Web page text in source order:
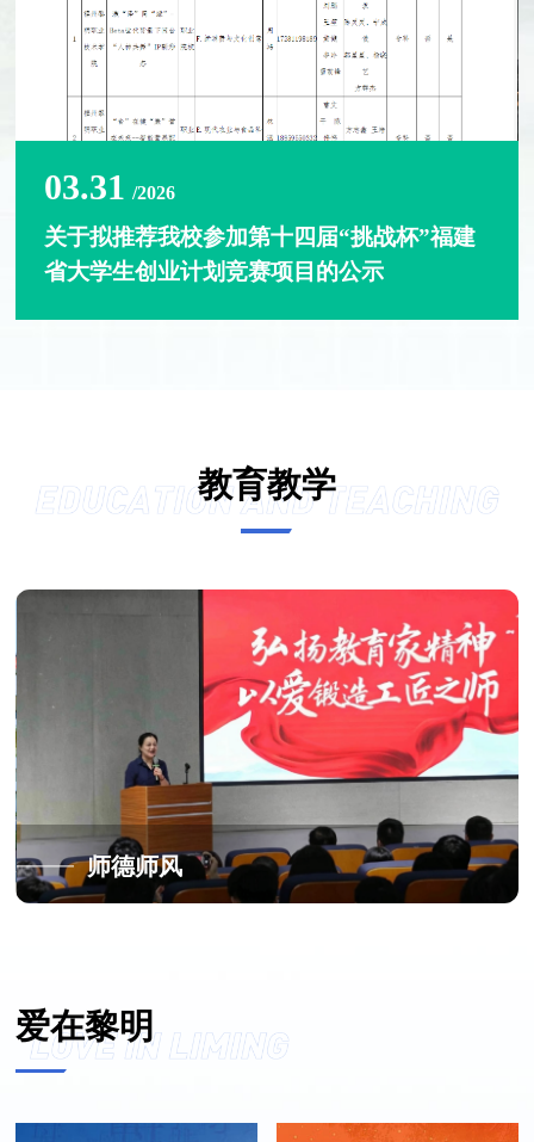
03.31 /2026
关于拟推荐我校参加第十四届“挑战杯”福建
省大学生创业计划竞赛项目的公示
教育教学
师德师风
爱在黎明